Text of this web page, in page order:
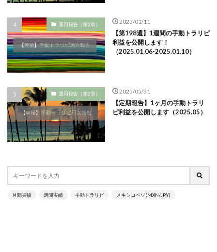
運用報告（第2章） 2025/01/11
【第198週】1週間の手動トラリピ
利益を公開します！
（2025.01.06-2025.01.10）
運用報告（第2章） 2025/05/31
【定期報告】1ヶ月の手動トラリ
ピ利益を公開します（2025.05）
月間実績 週間実績 手動トラリピ メキシコペソ(MXN/JPY)